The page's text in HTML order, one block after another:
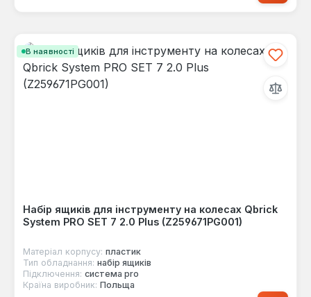
В наявності
Набір ящиків для інструменту на колесах Qbrick
System PRO SET 7 2.0 Plus (Z259671PG001)
Матеріал корпусу: пластик
Тип обладнання: набір ящиків
Підключення: система pro
Країна виробник: Польща